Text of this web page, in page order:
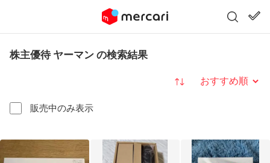
株主優待 ヤーマン の検索結果
販売中のみ表示
並び替え